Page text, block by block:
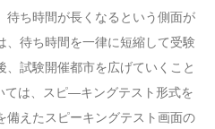
待ち時間が長くなるという側面が
、待ち時間を一律に短縮して受験
、試験開催都市を広げていくこと
ては、スピ―キングテスト形式を
備えたスピーキングテスト画面の